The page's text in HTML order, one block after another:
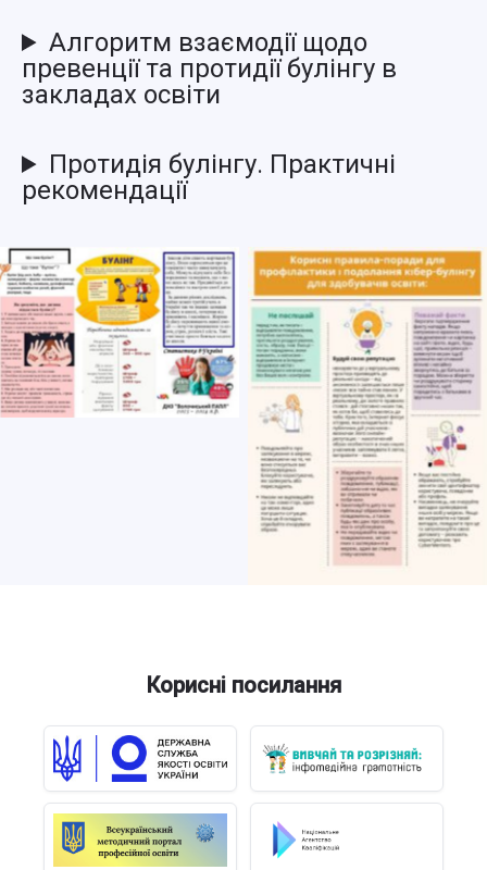
Алгоритм взаємодії щодо
превенції та протидії булінгу в
закладах освіти
Протидія булінгу. Практичні
рекомендації
Click to open
Click to open
Корисні посилання